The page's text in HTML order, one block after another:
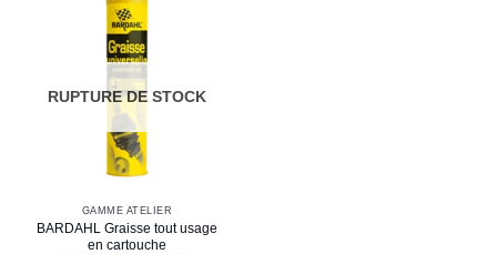
RUPTURE DE STOCK
GAMME ATELIER
BARDAHL Graisse tout usage
en cartouche